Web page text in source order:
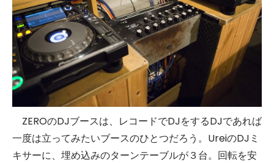
ZEROのDJブースは、レコードでDJをするDJであれば
一度は立ってみたいブースのひとつだろう。UreiのDJミ
キサーに、埋め込みのターンテーブルが３台。回転を安